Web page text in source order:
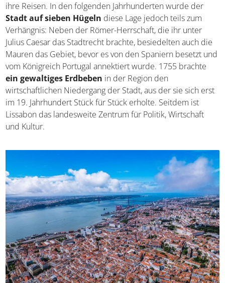
ihre Reisen. In den folgenden Jahrhunderten wurde der
Stadt auf sieben Hügeln diese Lage jedoch teils zum
Verhängnis: Neben der Römer-Herrschaft, die ihr unter
Julius Caesar das Stadtrecht brachte, besiedelten auch die
Mauren das Gebiet, bevor es von den Spaniern besetzt und
vom Königreich Portugal annektiert wurde. 1755 brachte
ein gewaltiges Erdbeben in der Region den
wirtschaftlichen Niedergang der Stadt, aus der sie sich erst
im 19. Jahrhundert Stück für Stück erholte. Seitdem ist
Lissabon das landesweite Zentrum für Politik, Wirtschaft
und Kultur.